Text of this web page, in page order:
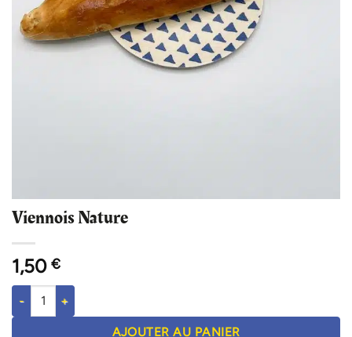
Viennois Nature
1,50 €
quantité de Viennois Nature
AJOUTER AU PANIER